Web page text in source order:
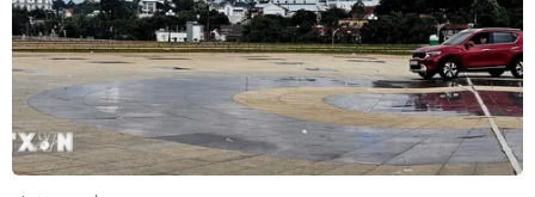
22/07/2026 22:56
Tỷ phú Bill Gates nhấn mạnh tầm
quan trọng của đầu tư vào con người
và công nghệ